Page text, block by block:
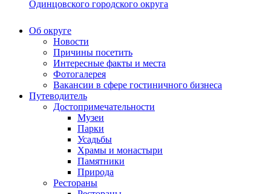
Одинцовского городского округа
Об округе
Новости
Причины посетить
Интересные факты и места
Фотогалерея
Вакансии в сфере гостиничного бизнеса
Путеводитель
Достопримечательности
Музеи
Парки
Усадьбы
Храмы и монастыри
Памятники
Природа
Рестораны